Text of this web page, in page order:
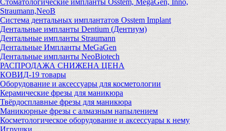
Стоматологические импланты Osstem, MegaGen, Inno,
Straumann,NeoB
Система дентальных имплантатов Osstem Implant
Дентальные импланты Dentium (Дентиум)
Дентальные импланты Straumann
Дентальные Импланты MeGaGen
Дентальные импланты NeoBiotech
РАСПРОДАЖА СНИЖЕНА ЦЕНА
КОВИД-19 товары
Оборудование и аксессуары для косметологии
Керамические фрезы для маникюра
Твёрдосплавные фрезы для маникюра
Маникюрные фрезы с алмазным напылением
Косметологическое оборудование и аксессуары к нему